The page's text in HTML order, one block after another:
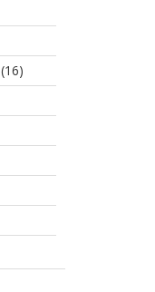
(16)